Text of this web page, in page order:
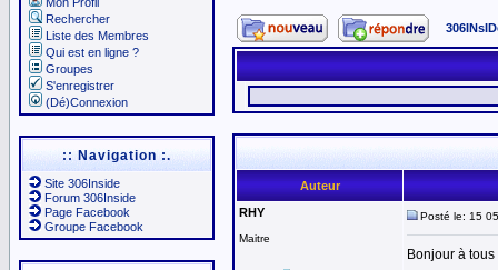
Rechercher
Liste des Membres
Qui est en ligne ?
Groupes
S'enregistrer
(Dé)Connexion
:: Navigation :.
Site 306Inside
Forum 306Inside
Page Facebook
Groupe Facebook
Auteur
RHY
Maitre
Posté le: 15
Bonjour à tous